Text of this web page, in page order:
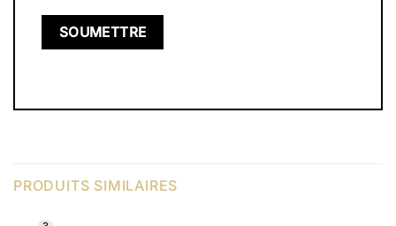
PRODUITS SIMILAIRES